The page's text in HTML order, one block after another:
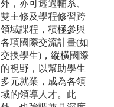
外，亦可透過輔系、
雙主修及學程修習跨
領域課程，積極參與
各項國際交流計畫(如
交換學生)，縱橫國際
的視野，以幫助學生
多元就業，成為各領
域的領導人才。此